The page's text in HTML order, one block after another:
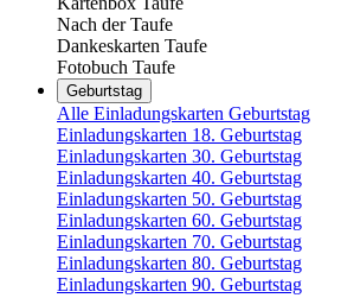
Nach der Taufe
Dankeskarten Taufe
Fotobuch Taufe
Geburtstag
Alle Einladungskarten Geburtstag
Einladungskarten 18. Geburtstag
Einladungskarten 30. Geburtstag
Einladungskarten 40. Geburtstag
Einladungskarten 50. Geburtstag
Einladungskarten 60. Geburtstag
Einladungskarten 70. Geburtstag
Einladungskarten 80. Geburtstag
Einladungskarten 90. Geburtstag